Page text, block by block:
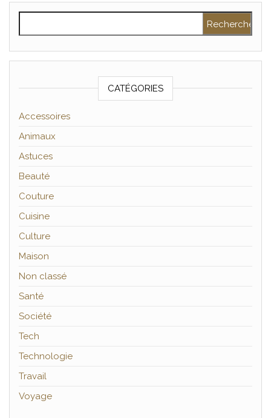
CATÉGORIES
Accessoires
Animaux
Astuces
Beauté
Couture
Cuisine
Culture
Maison
Non classé
Santé
Société
Tech
Technologie
Travail
Voyage